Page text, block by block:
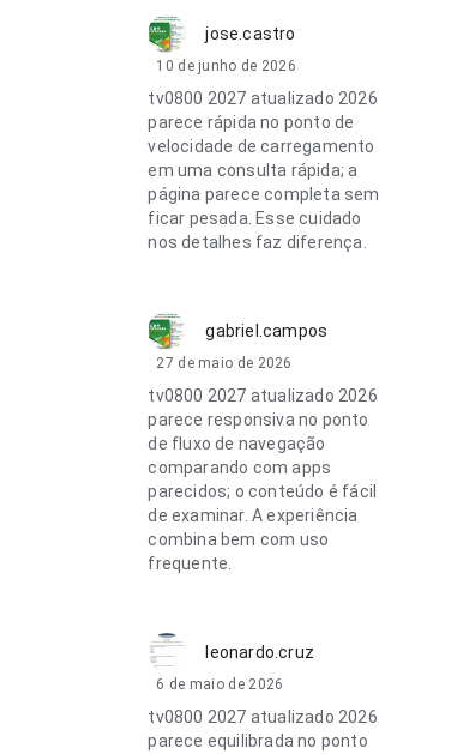
jose.castro
10 de junho de 2026
tv0800 2027 atualizado 2026
parece rápida no ponto de
velocidade de carregamento
em uma consulta rápida; a
página parece completa sem
ficar pesada. Esse cuidado
nos detalhes faz diferença.
gabriel.campos
27 de maio de 2026
tv0800 2027 atualizado 2026
parece responsiva no ponto
de fluxo de navegação
comparando com apps
parecidos; o conteúdo é fácil
de examinar. A experiência
combina bem com uso
frequente.
leonardo.cruz
6 de maio de 2026
tv0800 2027 atualizado 2026
parece equilibrada no ponto